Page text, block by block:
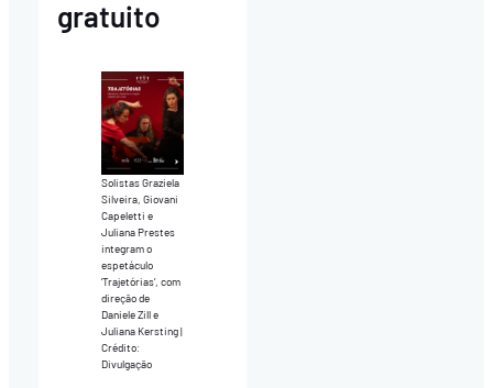
gratuito
Solistas Graziela
Silveira, Giovani
Capeletti e
Juliana Prestes
integram o
espetáculo
‘Trajetórias’, com
direção de
Daniele Zill e
Juliana Kersting |
Crédito:
Divulgação